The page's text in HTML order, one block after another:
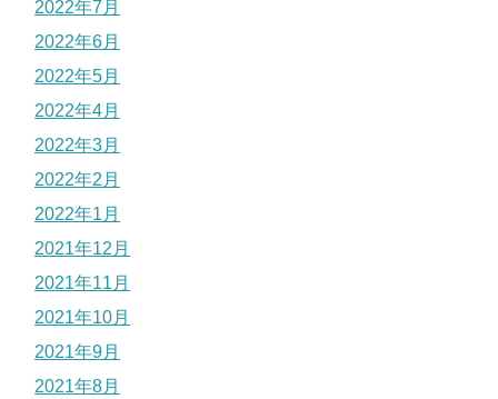
2022年7月
2022年6月
2022年5月
2022年4月
2022年3月
2022年2月
2022年1月
2021年12月
2021年11月
2021年10月
2021年9月
2021年8月